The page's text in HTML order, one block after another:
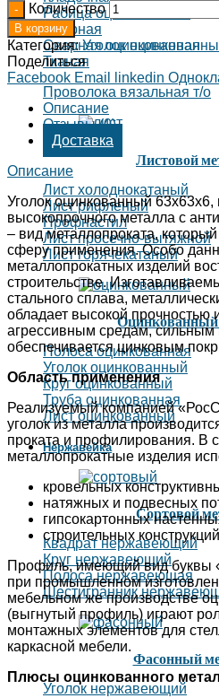
Рабица оцинкованная
Сварная
Сварная оцинкованная
Тканая
Проволока вязальная т/о
Листовой
Лист холоднокатаный
Лист рифленый
Профнастил
Лист просечно-вытяжной
Лист горячекатаный
Оцинкованный
Полоса оцинкованная
Уголок оцинкованный
Круг оцинкованный
Труба оцинкованная
Лист оцинкованный
Нержавейка
Сортовой
Квадрат нержавеющий
Круг нержавеющий
Полоса нержавеющая
Шестигранник
Фасонный
Уголок нержавеющий
Количество
В корзину
Категория:Уголок
Поделиться
Facebook Email linkedin
Описание
Отзывы (0)
Доставка
Описание
Уголок оцинкованный
высокопрочного металла с
– вид металлопроката,
сферу применения. Особо
металлопрокатных изделий
строительстве.
стального сплава,
обладает высокой прочностью
агрессивным средам, сильным
обеспечивается цинковым
Область применения
Реализуемый компанией
уголок из металла
проката и профилирования. В
металлопрокатные изделия
кровельных
натяжных и подвесных
гипсокартонных
строительных
Профиль, имеющий вид буквы
при промышленном
мебельном же производстве
(выгнутый профиль) играют
монтажных элементов для
каркасной мебели.
Плюсы оцинкованного